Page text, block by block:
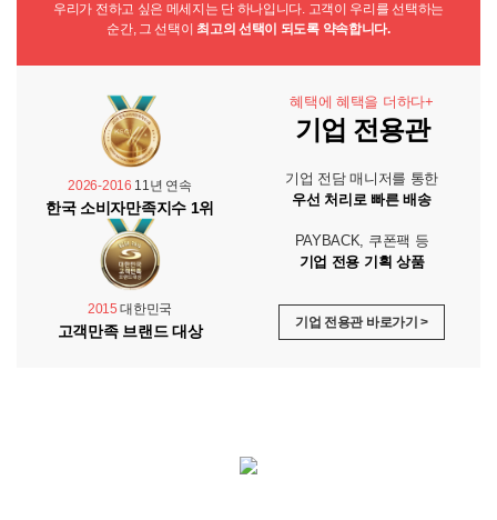
우리가 전하고 싶은 메세지는 단 하나입니다. 고객이 우리를 선택하는
순간, 그 선택이 최고의 선택이 되도록 약속합니다.
2026-2016 11년 연속
한국 소비자만족지수 1위
2015 대한민국
고객만족 브랜드 대상
혜택에 혜택을 더하다+
기업 전용관
기업 전담 매니저를 통한
우선 처리로 빠른 배송
PAYBACK, 쿠폰팩 등
기업 전용 기획 상품
기업 전용관 바로가기 >